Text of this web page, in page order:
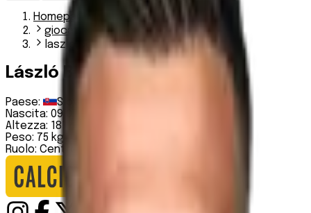
Homepage
giocatori
laszlo benes
László Bénes
Paese:
Slovacchia
Nascita: 09 09 1997
Altezza: 181 cm
Peso: 75 kg
Ruolo: Centrocampista